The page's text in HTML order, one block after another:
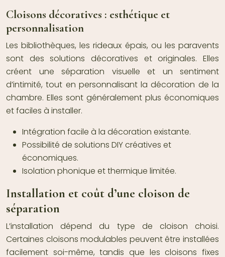
Cloisons décoratives : esthétique et
personnalisation
Les bibliothèques, les rideaux épais, ou les paravents
sont des solutions décoratives et originales. Elles
créent une séparation visuelle et un sentiment
d’intimité, tout en personnalisant la décoration de la
chambre. Elles sont généralement plus économiques
et faciles à installer.
Intégration facile à la décoration existante.
Possibilité de solutions DIY créatives et
économiques.
Isolation phonique et thermique limitée.
Installation et coût d’une cloison de
séparation
L’installation dépend du type de cloison choisi.
Certaines cloisons modulables peuvent être installées
facilement soi-même, tandis que les cloisons fixes